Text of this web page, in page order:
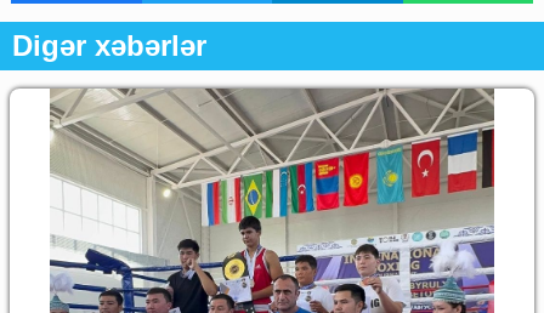
Digər xəbərlər